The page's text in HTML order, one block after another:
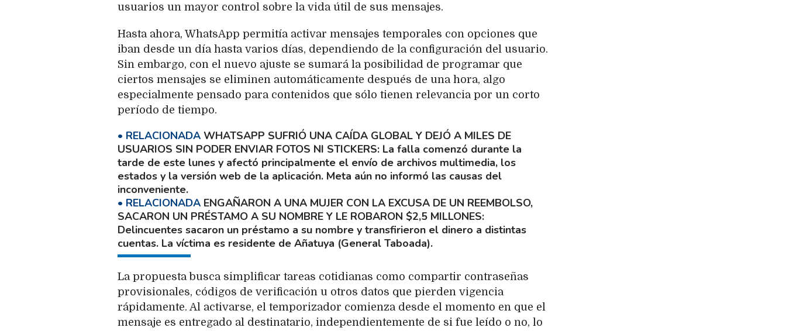
usuarios un mayor control sobre la vida útil de sus mensajes.
Hasta ahora, WhatsApp permitía activar mensajes temporales con opciones que
iban desde un día hasta varios días, dependiendo de la configuración del usuario.
Sin embargo, con el nuevo ajuste se sumará la posibilidad de programar que
ciertos mensajes se eliminen automáticamente después de una hora, algo
especialmente pensado para contenidos que sólo tienen relevancia por un corto
período de tiempo.
WHATSAPP SUFRIÓ UNA CAÍDA GLOBAL Y DEJÓ A MILES DE
USUARIOS SIN PODER ENVIAR FOTOS NI STICKERS La falla comenzó durante la
tarde de este lunes y afectó principalmente el envío de archivos multimedia, los
estados y la versión web de la aplicación. Meta aún no informó las causas del
inconveniente.
ENGAÑARON A UNA MUJER CON LA EXCUSA DE UN REEMBOLSO,
SACARON UN PRÉSTAMO A SU NOMBRE Y LE ROBARON $2,5 MILLONES
Delincuentes sacaron un préstamo a su nombre y transfirieron el dinero a distintas
cuentas. La víctima es residente de Añatuya (General Taboada).
La propuesta busca simplificar tareas cotidianas como compartir contraseñas
provisionales, códigos de verificación u otros datos que pierden vigencia
rápidamente. Al activarse, el temporizador comienza desde el momento en que el
mensaje es entregado al destinatario, independientemente de si fue leído o no, lo